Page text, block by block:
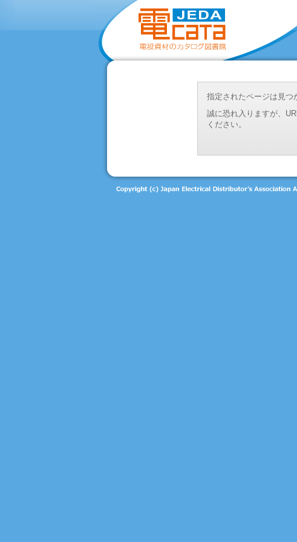
指定されたページは見つ
誠に恐れ入りますが、
ください。